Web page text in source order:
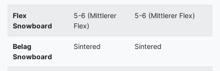
Flex
Snowboard
5-6 (Mittlerer
Flex)
5-6 (Mittlerer Flex)
Belag
Snowboard
Sintered Sintered